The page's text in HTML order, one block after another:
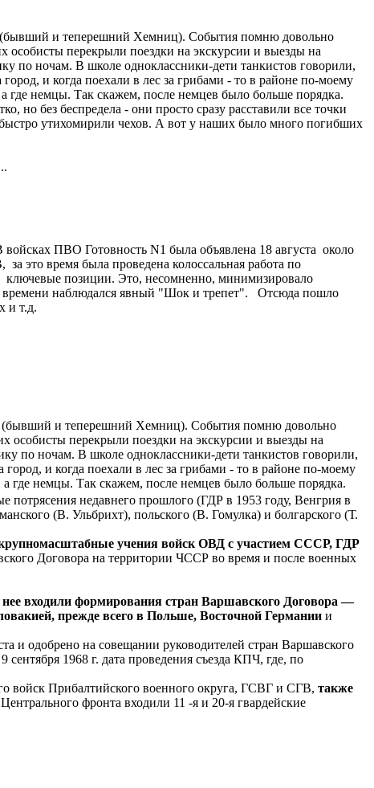
и теперешний Хемниц). События помню довольно
особисты перекрыли поездки на экскурсии и выезды на
по ночам. В школе одноклассники-дети танкистов говорили,
и когда поехали в лес за грибами - то в районе по-моему
где немцы. Так скажем, после немцев было больше порядка.
но без беспредела - они просто сразу расставили все точки
быстро утихомирили чехов. А вот у наших было много погибших
ПВО Готовность N1 была объявлена 18 августа около
это время была проведена колоссальная работа по
ключевые позиции. Это, несомненно, минимизировало
времени наблюдался явный "Шок и трепет". Отсюда пошло
и т.д.
(бывший и теперешний Хемниц). События помню довольно
особисты перекрыли поездки на экскурсии и выезды на
по ночам. В школе одноклассники-дети танкистов говорили,
город, и когда поехали в лес за грибами - то в районе по-моему
где немцы. Так скажем, после немцев было больше порядка.
потрясения недавнего прошлого (ГДР в 1953 году, Венгрия в
(В. Ульбрихт), польского (В. Гомулка) и болгарского (Т.
учения войск ОВД с участием СССР, ГДР
Договора на территории ЧССР во время и после военных
входили формирования стран Варшавского Договора —
прежде всего в Польше, Восточной Германии и
одобрено на совещании руководителей стран Варшавского
1968 г. дата проведения съезда КПЧ, где, по
войск Прибалтийского военного округа, ГСВГ и СГВ, также
фронта входили 11 -я и 20-я гвардейские